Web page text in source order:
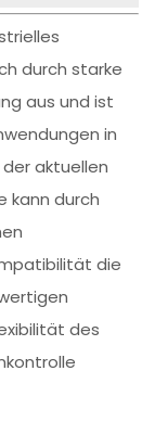
durch starke
aus und ist
in
aktuellen
kann durch
die
des